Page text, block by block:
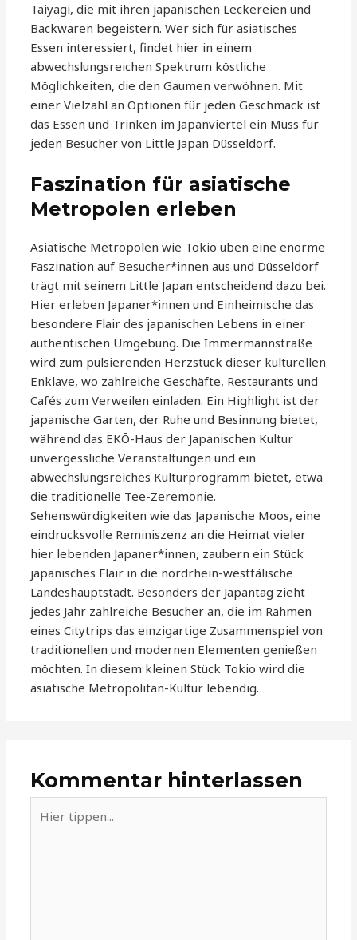
Taiyagi, die mit ihren japanischen Leckereien und
Backwaren begeistern. Wer sich für asiatisches
Essen interessiert, findet hier in einem
abwechslungsreichen Spektrum köstliche
Möglichkeiten, die den Gaumen verwöhnen. Mit
einer Vielzahl an Optionen für jeden Geschmack ist
das Essen und Trinken im Japanviertel ein Muss für
jeden Besucher von Little Japan Düsseldorf.
Faszination für asiatische
Metropolen erleben
Asiatische Metropolen wie Tokio üben eine enorme
Faszination auf Besucher*innen aus und Düsseldorf
trägt mit seinem Little Japan entscheidend dazu bei.
Hier erleben Japaner*innen und Einheimische das
besondere Flair des japanischen Lebens in einer
authentischen Umgebung. Die Immermannstraße
wird zum pulsierenden Herzstück dieser kulturellen
Enklave, wo zahlreiche Geschäfte, Restaurants und
Cafés zum Verweilen einladen. Ein Highlight ist der
japanische Garten, der Ruhe und Besinnung bietet,
während das EKŌ-Haus der Japanischen Kultur
unvergessliche Veranstaltungen und ein
abwechslungsreiches Kulturprogramm bietet, etwa
die traditionelle Tee-Zeremonie.
Sehenswürdigkeiten wie das Japanische Moos, eine
eindrucksvolle Reminiszenz an die Heimat vieler
hier lebenden Japaner*innen, zaubern ein Stück
japanisches Flair in die nordrhein-westfälische
Landeshauptstadt. Besonders der Japantag zieht
jedes Jahr zahlreiche Besucher an, die im Rahmen
eines Citytrips das einzigartige Zusammenspiel von
traditionellen und modernen Elementen genießen
möchten. In diesem kleinen Stück Tokio wird die
asiatische Metropolitan-Kultur lebendig.
Kommentar hinterlassen
tippen...